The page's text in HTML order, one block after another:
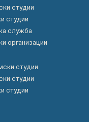
студии
студии
служба
организации
студии
студии
студии